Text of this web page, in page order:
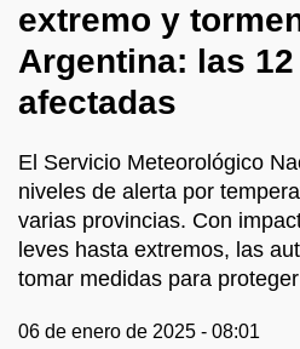
extremo y
Argentina: las
afectadas
El Servicio Meteorológico
niveles de alerta por
varias provincias. Con
leves hasta extremos, las
tomar medidas para
06 de enero de 2025 - 08:01